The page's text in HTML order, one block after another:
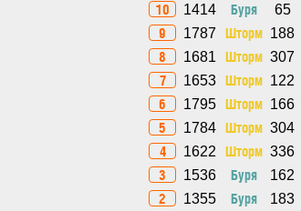
10 1414 Буря 65
9 1787 Шторм 188
8 1681 Шторм 307
7 1653 Шторм 122
6 1795 Шторм 166
5 1784 Шторм 304
4 1622 Шторм 336
3 1536 Буря 162
2 1355 Буря 183